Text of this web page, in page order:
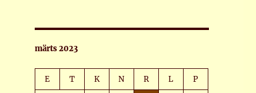
märts 2023
E T K N R L P